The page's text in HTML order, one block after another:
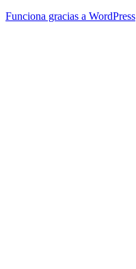
Funciona gracias a WordPress